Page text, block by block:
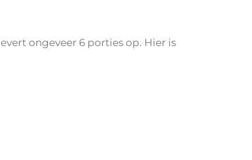
ongeveer 6 porties op. Hier is